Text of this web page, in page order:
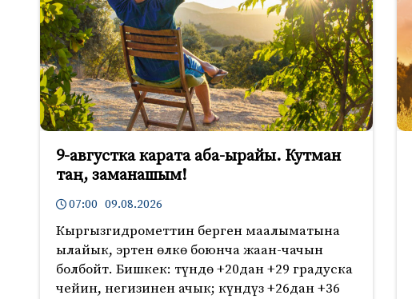
9-августка карата аба-ырайы. Кутман
таң, заманашым!
07:00 09.08.2026
Кыргызгидрометтин берген маалыматына
ылайык, эртен өлкө боюнча жаан-чачын
болбойт. Бишкек: түндө +20дан +29 градуска
чейин, негизинен ачык; күндүз +26дан +36